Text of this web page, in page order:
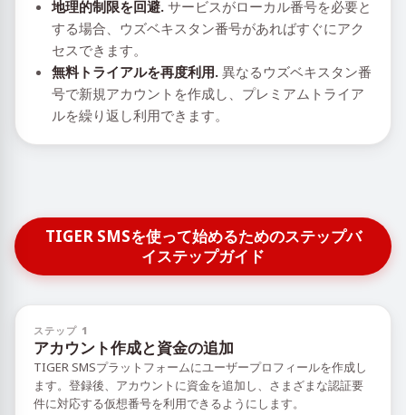
地理的制限を回避. サービスがローカル番号を必要と
する場合、ウズベキスタン番号があればすぐにアク
セスできます。
無料トライアルを再度利用. 異なるウズベキスタン番
号で新規アカウントを作成し、プレミアムトライア
ルを繰り返し利用できます。
TIGER SMSを使って始めるためのステップバ
イステップガイド
ステップ 1
アカウント作成と資金の追加
TIGER SMSプラットフォームにユーザープロフィールを作成し
ます。登録後、アカウントに資金を追加し、さまざまな認証要
件に対応する仮想番号を利用できるようにします。